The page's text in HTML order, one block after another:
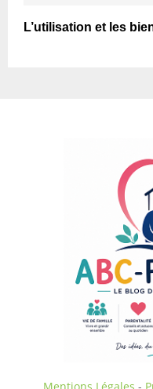
L’utilisation et les